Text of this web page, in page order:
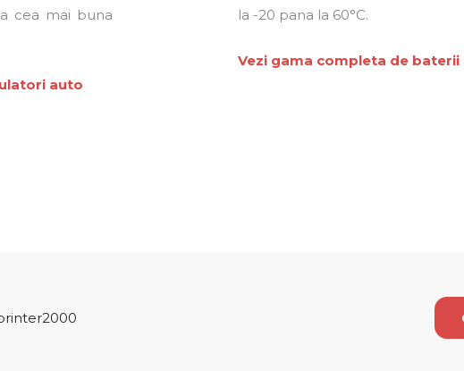
cea mai buna
auto
la -20 pana la 60°C.
Vezi gama completa de baterii